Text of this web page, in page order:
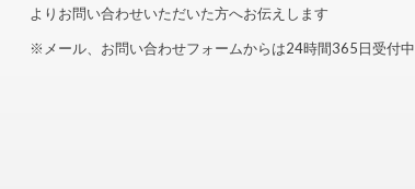
よりお問い合わせいただいた方へお伝えします
※メール、お問い合わせフォームからは24時間365日受付中